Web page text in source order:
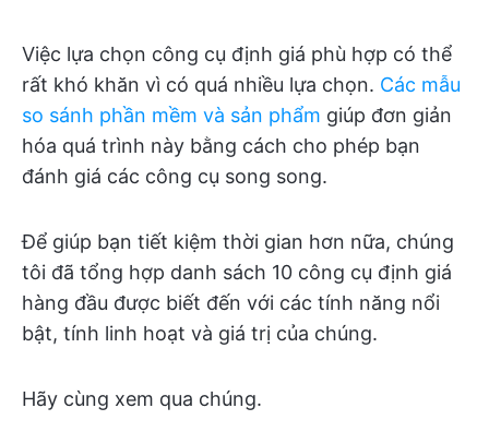
Việc lựa chọn công cụ định giá phù hợp có thể
rất khó khăn vì có quá nhiều lựa chọn. Các mẫu
so sánh phần mềm và sản phẩm giúp đơn giản
hóa quá trình này bằng cách cho phép bạn
đánh giá các công cụ song song.
Để giúp bạn tiết kiệm thời gian hơn nữa, chúng
tôi đã tổng hợp danh sách 10 công cụ định giá
hàng đầu được biết đến với các tính năng nổi
bật, tính linh hoạt và giá trị của chúng.
Hãy cùng xem qua chúng.